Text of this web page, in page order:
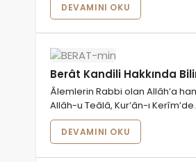
DEVAMINI OKU
Berât Kandili Hakkında
Âlemlerin Rabbi olan Allâh’a
Allâh-u Teâlâ, Kur’ân-ı
DEVAMINI OKU